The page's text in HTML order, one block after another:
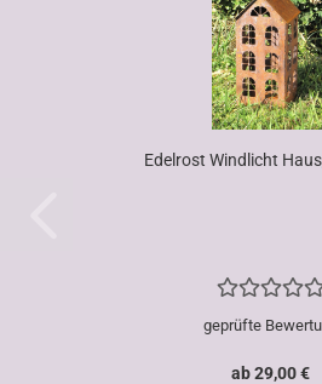
Edelrost Windlicht
geprüfte
ab 29,00 €